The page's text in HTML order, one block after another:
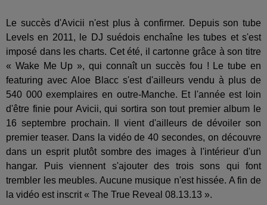
Le succès d'Avicii n'est plus à confirmer. Depuis son tube
Levels en 2011, le DJ suédois enchaîne les tubes et s'est
imposé dans les charts. Cet été, il cartonne grâce à son titre
« Wake Me Up », qui connaît un succès fou ! Le tube en
featuring avec Aloe Blacc s'est d'ailleurs vendu à plus de
540 000 exemplaires en outre-Manche. Et l'année est loin
d'être finie pour Avicii, qui sortira son tout premier album le
16 septembre prochain. Il vient d'ailleurs de dévoiler son
premier teaser. Dans la vidéo de 40 secondes, on découvre
dans un esprit plutôt sombre des images à l'intérieur d'un
hangar. Puis viennent s'ajouter des trois sons qui font
trembler les meubles. Aucune musique n'est hissée. A fin de
la vidéo est inscrit « The True Reveal 08.13.13 ».